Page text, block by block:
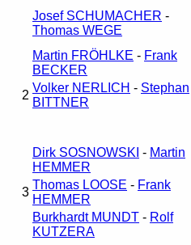
Josef SCHUMACHER -
Thomas WEGE
2
Martin FRÖHLKE - Frank
BECKER
Volker NERLICH - Stephan
BITTNER
3
Dirk SOSNOWSKI - Martin
HEMMER
Thomas LOOSE - Frank
HEMMER
Burkhardt MUNDT - Rolf
KUTZERA